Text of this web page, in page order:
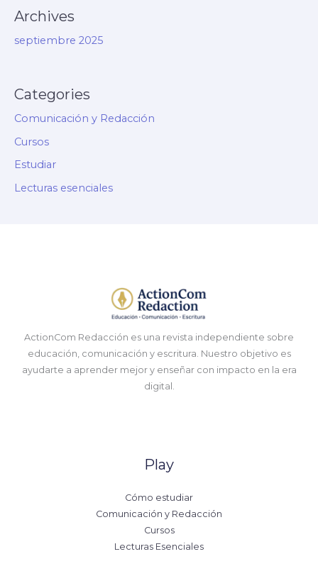
Archives
septiembre 2025
Categories
Comunicación y Redacción
Cursos
Estudiar
Lecturas esenciales
ActionCom Redacción es una revista independiente sobre
educación, comunicación y escritura. Nuestro objetivo es
ayudarte a aprender mejor y enseñar con impacto en la era
digital.
Play
Cómo estudiar
Comunicación y Redacción
Cursos
Lecturas Esenciales